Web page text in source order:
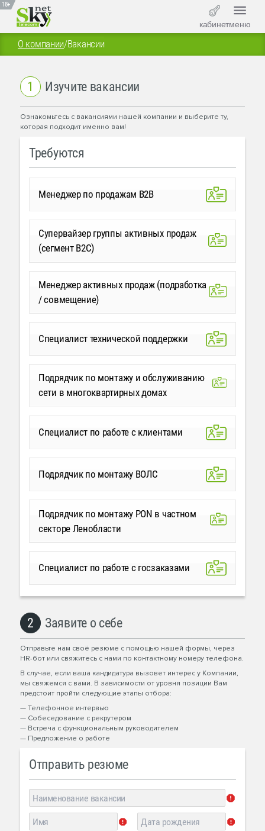
18+
кабинетменю
О компании/Вакансии
Требуются
Менеджер по продажам B2B
Супервайзер группы активных продаж
(сегмент B2C)
Менеджер активных продаж (подработка
/ совмещение)
Специалист технической поддержки
Подрядчик по монтажу и обслуживанию
сети в многоквартирных домах
Специалист по работе с клиентами
Подрядчик по монтажу ВОЛС
Подрядчик по монтажу PON в частном
секторе Ленобласти
Специалист по работе с госзаказами
1 Изучите вакансии
Ознакомьтесь с вакансиями нашей компании и выберите ту,
которая подходит именно вам!
Отправить резюме
2 Заявите о себе
Отправьте нам своё резюме с помощью нашей формы, через
HR-бот или свяжитесь с нами по контактному номеру телефона.
В случае, если ваша кандидатура вызовет интерес у Компании,
мы свяжемся с вами. В зависимости от уровня позиции Вам
предстоит пройти следующие этапы отбора:
— Телефонное интервью
— Собеседование с рекрутером
— Встреча с функциональным руководителем
— Предложение о работе